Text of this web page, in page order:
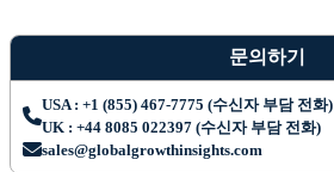
문의하기
USA : +1 (855) 467-7775 (수신자 부담 전화)
UK : +44 8085 022397 (수신자 부담 전화)
sales@globalgrowthinsights.com